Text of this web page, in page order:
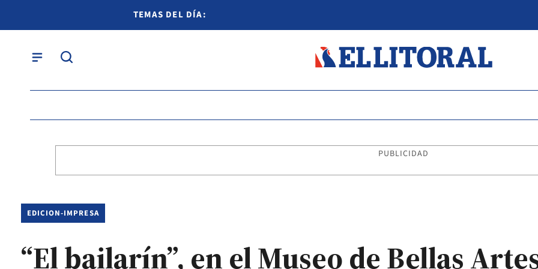
TEMAS DEL DÍA:
PUBLICIDAD
EDICION-IMPRESA
“El bailarín”, en el Museo de Bellas